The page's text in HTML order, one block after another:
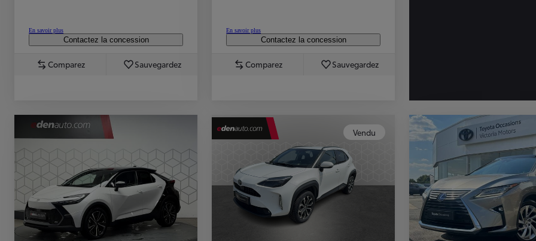
TOYOTA C-HR
HYBRIDE OU HYBRIDE RECHARGEABLE
En savoir plus
Contactez la concession
Comparez Sauvegardez
En savoir plus
Contactez la concession
Comparez Sauvegardez
Vendu